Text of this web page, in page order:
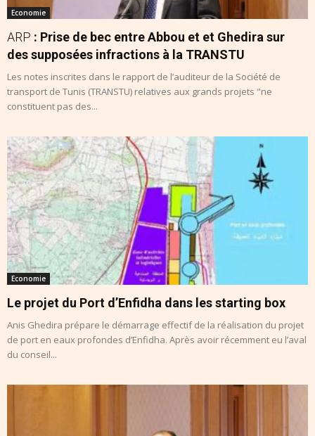
Economie
ARP : Prise de bec entre Abbou et et Ghedira sur
des supposées infractions à la TRANSTU
Les notes inscrites dans le rapport de l’auditeur de la Société de
transport de Tunis (TRANSTU) relatives aux grands projets "ne
constituent pas des...
Economie
Le projet du Port d’Enfidha dans les starting box
Anis Ghedira prépare le démarrage effectif de la réalisation du projet
de port en eaux profondes d’Enfidha. Après avoir récemment eu l’aval
du conseil...